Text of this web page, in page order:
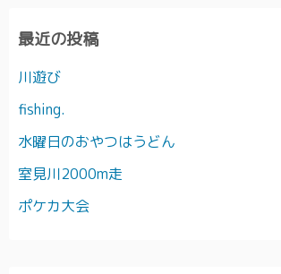
最近の投稿
川遊び
fishing.
水曜日のおやつはうどん
室見川2000m走
ポケカ大会